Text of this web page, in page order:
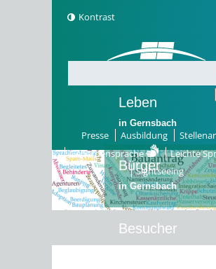
Kontrast
Presse Ausbildung
Gebärdensprache
Leichte
Sightseeing
Leben
in Gernsbach
Bürger
in Gernsbach
Besucher